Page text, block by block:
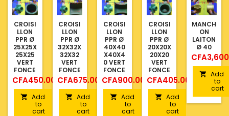
CROISI
LLON
PPR Ø
25X25X
25X25
VERT
FONCE
Price
CFA450.00
 Add
to
cart
CROISI
LLON
PPR Ø
32X32X
32X32
VERT
FONCE
Price
CFA675.00
 Add
to
cart
CROISI
LLON
PPR Ø
40X40
X40X4
0 VERT
FONCE
Price
CFA900.00

Add
to
cart
CROISI
LLON
PPR Ø
20X20X
20X20
VERT
FONCE
Price
CFA405.00
 Add
to
cart
MANCH
ON
LAITON
Ø 40
Price

Add
to
cart